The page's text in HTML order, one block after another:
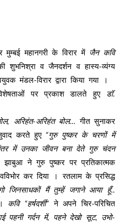
महानगरी के विरार में जैन कवि
शुभनिश्रा व जैनदर्शन व हास्य-व्यंग्य
मंडल-विरार द्वारा किया गया ।
पर प्रकाश डालते हुए
डाॅ.
अरिहंत-अरिहंत बोल… गीत सुनाकर
करते हुए “गुरु पुष्कर के चरणों में
में उनका जीवन बना देते गुरु चंदन
झाबुआ ने गुरु पुष्कर पर प्रतिकात्मक
कर दिया । रतलाम के प्रसिद्ध
जिनसाधकों मैं तुम्हें जगाने आया हूँ..
कवि “हर्षदर्शी”ने अपने चिर-परिचित
पहनी गर्दन में, पहने देखो सूट, उभो-